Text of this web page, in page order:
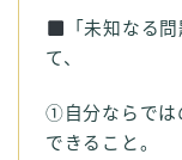
「未知なる
て、
①自分ならでは
できること。